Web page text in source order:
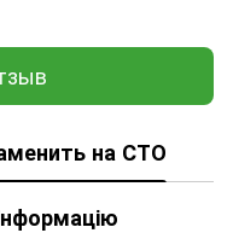
на СТО